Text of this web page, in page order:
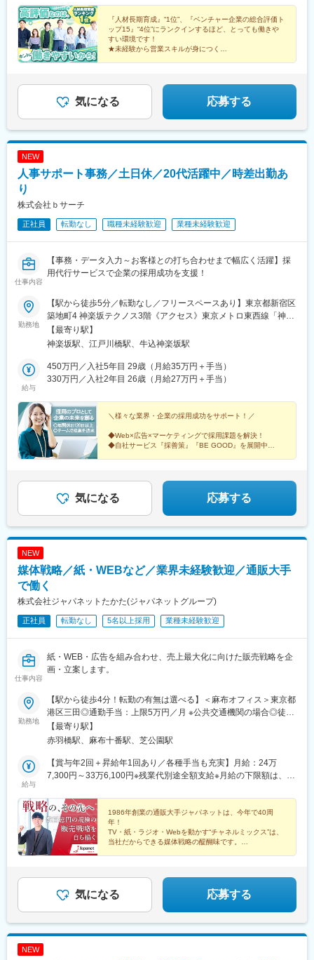
『人材長期育成』“1位”、『ベンチャー企業の総合評価ト
ップ15』“4位”にランクインするほど、とっても働きや
すい環境です！
★未経験から営業スキルが身につく
気になる 応募する
NEW
人事サポート事務／土日休／20代活躍中／時差出勤あ
り
株式会社ｂサーチ
正社員 転勤なし 職種未経験歓迎 業種未経験歓迎
仕事内容
【事務・データ入力～お客様との打ち合わせまで幅広く活躍】採
用代行サービスで企業の採用成功を支援！
勤務地
【駅から徒歩5分／転勤なし／フリースペースあり】東京都新宿区
築地町4 神楽坂テクノス3階《アクセス》東京メトロ東西線「神楽
坂駅」より徒歩5分東京メトロ有楽町線「江戸川橋駅」より徒歩7
分都営大江戸線「牛込神楽坂駅」より徒歩10分※U・Iターン歓迎※
【最寄り駅】
神楽坂駅、江戸川橋駅、牛込神楽坂駅
給与
450万円／入社5年目 29歳（月給35万円＋手当）
330万円／入社2年目 26歳（月給27万円＋手当）
＼様々な業界・企業の採用成功をサポート！／
◆Web×広告×マーケティングで採用課題を解決！
◆自社サービス『採善策』『BE GOOD』を展開中
気になる 応募する
NEW
媒体戦略／紙・WEBなど／業界未経験歓迎／通販大手
で働く
株式会社ジャパネットたかた(ジャパネットグループ)
正社員 転勤なし 5名以上採用 業種未経験歓迎
仕事内容
紙・WEB・広告を組み合わせ、売上最大化に向けた販売戦略を企
画・立案します。
勤務地
【駅から徒歩4分！転勤の有無は選べる】＜麻布オフィス＞東京都
港区三田◎通勤手当：上限5万円／月 ※公共交通機関の場合◎徒歩
で通勤手当：上限3万円／月◎都営大江戸線「赤羽橋駅」駅から徒
歩4分※受動喫煙対策：あり
【最寄り駅】
赤羽橋駅、麻布十番駅、芝公園駅
給与
【賞与年2回＋昇給年1回あり／各種手当も充実】月給：24万
7,300円～33万6,100円※残業代別途全額支給※月給の下限額は、経
プでは、それぞれの役割や成長への期待に対し”ステージ制”を導入
しています。年齢や社歴に関係なく、各人の職能や業務範囲に応
じた等級を設定することで公平な評価を目指しています。また、
努力して成長した人材は若手でも積極的に登用し、管理職として
活躍できる環境を整えています。
1986年創業の通販大手ジャパネットは、今年で40周
年！
TV・紙・ラジオ・Webを動かす“チャネルミックス”は、
当社だからできる媒体戦略の醍醐味です。
気になる 応募する
NEW